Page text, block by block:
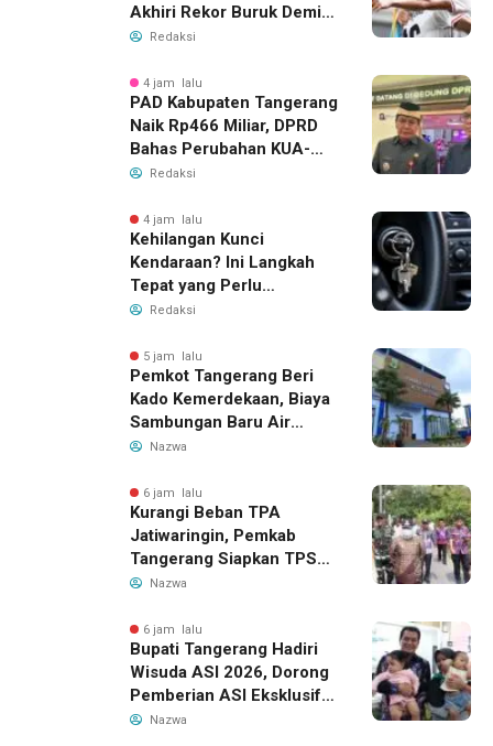
Akhiri Rekor Buruk Demi
Tiket Semifinal Piala AFF
Redaksi
4 jam lalu
PAD Kabupaten Tangerang
Naik Rp466 Miliar, DPRD
Bahas Perubahan KUA-
PPAS 2026
Redaksi
4 jam lalu
Kehilangan Kunci
Kendaraan? Ini Langkah
Tepat yang Perlu
Dilakukan
Redaksi
5 jam lalu
Pemkot Tangerang Beri
Kado Kemerdekaan, Biaya
Sambungan Baru Air
Bersih Dipangkas Jadi
Nazwa
6 jam lalu
Kurangi Beban TPA
Jatiwaringin, Pemkab
Tangerang Siapkan TPS3R
Baru di Tigaraksa
Nazwa
6 jam lalu
Bupati Tangerang Hadiri
Wisuda ASI 2026, Dorong
Pemberian ASI Eksklusif
untuk Wujudkan Generasi
Nazwa